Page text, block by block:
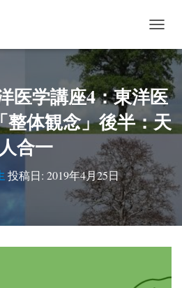
ビ
ゲ
ー
シ
ョ
ン
を
替
え
医学講座4：東洋医
体観念」後半：天
人合一
投稿日: 2019年4月25日